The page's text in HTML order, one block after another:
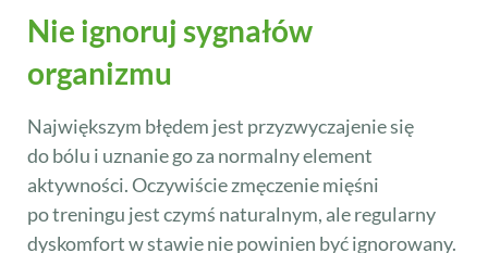
Nie ignoruj sygnałów
organizmu
Największym błędem jest przyzwyczajenie się
do bólu i uznanie go za normalny element
aktywności. Oczywiście zmęczenie mięśni
po treningu jest czymś naturalnym, ale regularny
dyskomfort w stawie nie powinien być ignorowany.